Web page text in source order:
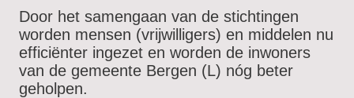
Door het samengaan van de stichtingen
worden mensen (vrijwilligers) en middelen nu
efficiënter ingezet en worden de inwoners
van de gemeente Bergen (L) nóg beter
geholpen.